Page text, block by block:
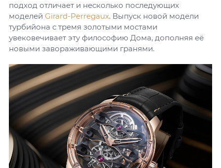
подход отличает и несколько последующих
моделей Girard-Perregaux. Выпуск новой модели
турбийона с тремя золотыми мостами
увековечивает эту философию Дома, дополняя её
новыми завораживающими гранями.